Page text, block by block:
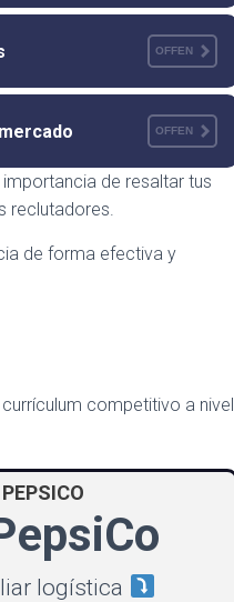
OFFEN
OFFEN
de resaltar tus
reclutadores.
de forma efectiva y
competitivo a nivel
logística